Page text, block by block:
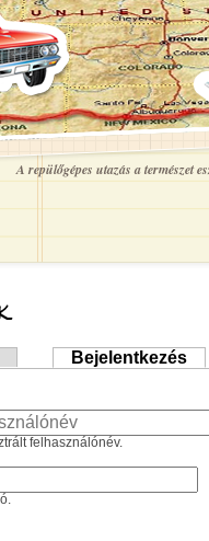
A repülőgépes utazás a természet
Bejelentkezés
felhasználónév.